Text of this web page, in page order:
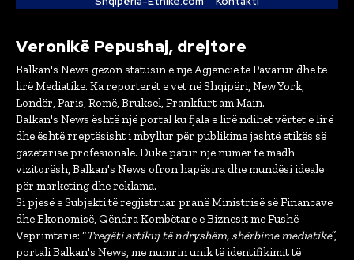
Veronikë Pepushaj, drejtore
Balkan's News gëzon statusin e një Agjencie të Pavarur dhe të
lirë Mediatike. Ka reporterët e vet në Shqipëri, New York,
Londër, Paris, Romë, Bruksel, Frankfurt am Main.
Balkan's News është një portal ku fjala e lirë ndihet vërtet e lirë
dhe është rreptësisht i mbyllur për publikime jashtë etikës së
gazetarisë profesionale. Duke patur një numër të madh
vizitorësh, Balkan's News ofron hapësira dhe mundësi ideale
për marketing dhe reklama.
Si pjesë e Subjekti të regjistruar pranë Ministrisë së Financave
dhe Ekonomisë, Qëndra Kombëtare e Biznesit me Fushë
Veprimtarie: “Tregëti artikuj të ndryshëm, shërbime mediatike”,
portali Balkan's News, me numrin unik të identifikimit të